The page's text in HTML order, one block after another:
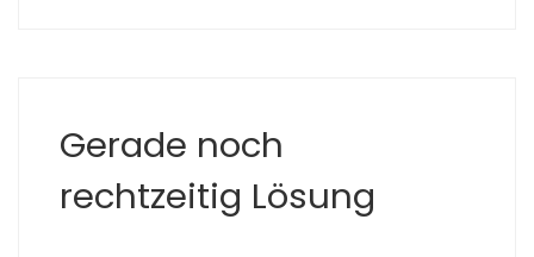
Gerade noch
rechtzeitig Lösung